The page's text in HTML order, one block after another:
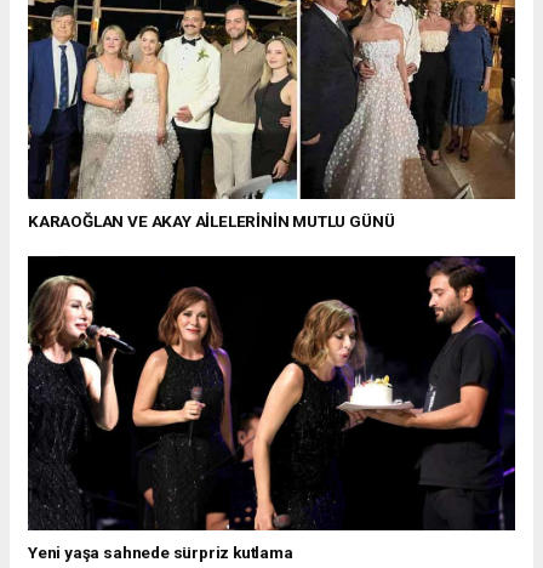
KARAOĞLAN VE AKAY AİLELERİNİN MUTLU GÜNÜ
Yeni yaşa sahnede sürpriz kutlama